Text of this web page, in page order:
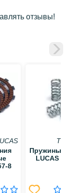
отзывы!
8
Пружины
LUCAS